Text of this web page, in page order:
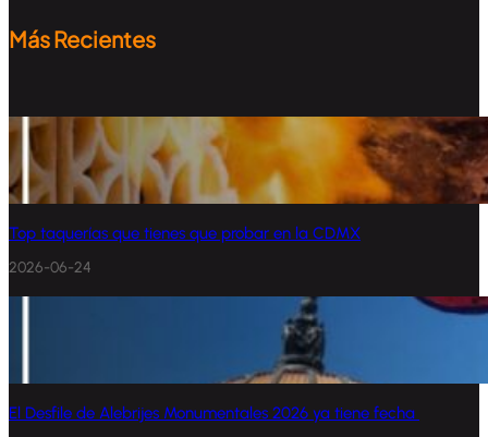
Más Recientes
Top taquerías que tienes que probar en la CDMX
2026-06-24
El Desfile de Alebrijes Monumentales 2026 ya tiene fecha